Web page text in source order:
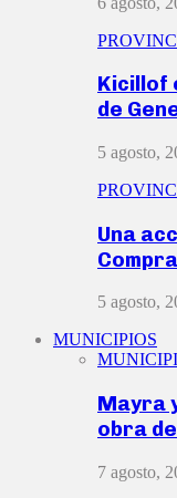
Kicillof
de
5 agosto,
Una
5 agosto,
MUNICIPIOS
Mayra
obra
7 agosto,